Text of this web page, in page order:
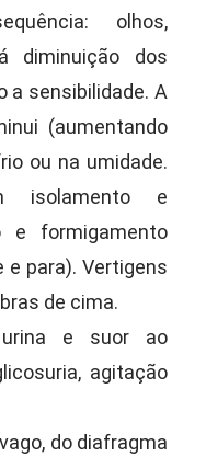
olhos,
diminuição dos
a sensibilidade. A
(aumentando
ou na umidade.
isolamento e
e formigamento
e para). Vertigens
de cima.
urina e suor ao
agitação
do diafragma